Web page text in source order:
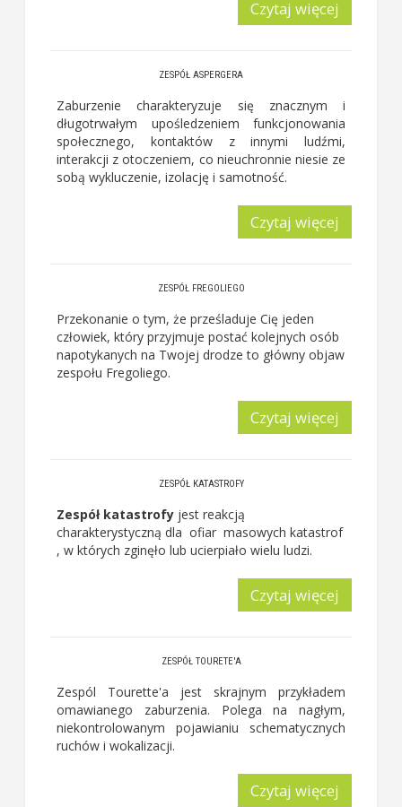
Czytaj więcej
ZESPÓŁ ASPERGERA
Zaburzenie charakteryzuje się znacznym i
długotrwałym upośledzeniem funkcjonowania
społecznego, kontaktów z innymi ludźmi,
interakcji z otoczeniem, co nieuchronnie niesie ze
sobą wykluczenie, izolację i samotność.
Czytaj więcej
ZESPÓŁ FREGOLIEGO
Przekonanie o tym, że prześladuje Cię jeden
człowiek, który przyjmuje postać kolejnych osób
napotykanych na Twojej drodze to główny objaw
zespołu Fregoliego.
Czytaj więcej
ZESPÓŁ KATASTROFY
Zespół katastrofy jest reakcją
charakterystyczną dla ofiar masowych katastrof
, w których zginęło lub ucierpiało wielu ludzi.
Czytaj więcej
ZESPÓŁ TOURETE'A
Zespól Tourette'a jest skrajnym przykładem
omawianego zaburzenia. Polega na nagłym,
niekontrolowanym pojawianiu schematycznych
ruchów i wokalizacji.
Czytaj więcej